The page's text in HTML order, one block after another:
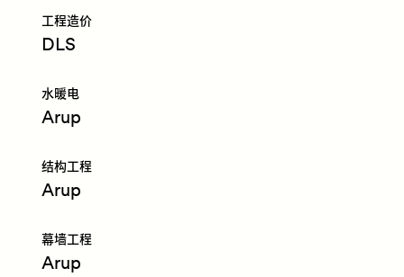
工程造价
DLS
水暖电
Arup
结构工程
Arup
幕墙工程
Arup